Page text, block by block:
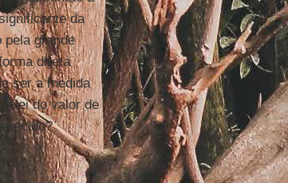
da
pela grande
direta
ser a medida
lei do valor de